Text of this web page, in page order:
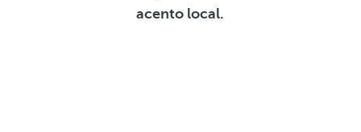
acento local.